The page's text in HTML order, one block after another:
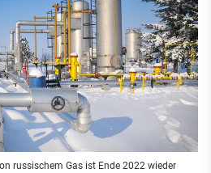
russischem Gas ist Ende 2022 wieder